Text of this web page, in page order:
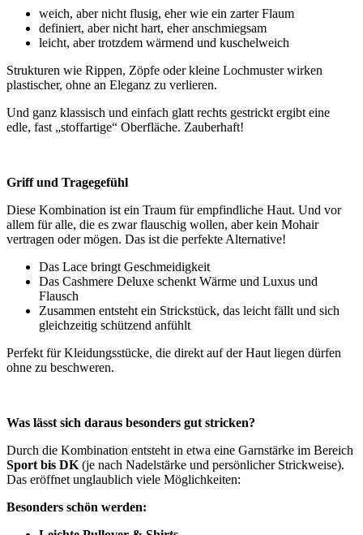
weich, aber nicht flusig, eher wie ein zarter Flaum
definiert, aber nicht hart, eher anschmiegsam
leicht, aber trotzdem wärmend und kuschelweich
Strukturen wie Rippen, Zöpfe oder kleine Lochmuster wirken
plastischer, ohne an Eleganz zu verlieren.
Und ganz klassisch und einfach glatt rechts gestrickt ergibt eine
edle, fast „stoffartige“ Oberfläche. Zauberhaft!
Griff und Tragegefühl
Diese Kombination ist ein Traum für empfindliche Haut. Und vor
allem für alle, die es zwar flauschig wollen, aber kein Mohair
vertragen oder mögen. Das ist die perfekte Alternative!
Das Lace bringt Geschmeidigkeit
Das Cashmere Deluxe schenkt Wärme und Luxus und
Flausch
Zusammen entsteht ein Strickstück, das leicht fällt und sich
gleichzeitig schützend anfühlt
Perfekt für Kleidungsstücke, die direkt auf der Haut liegen dürfen
ohne zu beschweren.
Was lässt sich daraus besonders gut stricken?
Durch die Kombination entsteht in etwa eine Garnstärke im Bereich
Sport bis DK (je nach Nadelstärke und persönlicher Strickweise).
Das eröffnet unglaublich viele Möglichkeiten:
Besonders schön werden: